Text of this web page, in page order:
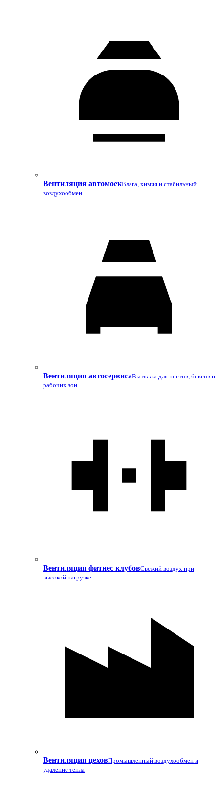
Вентиляция автомоекВлага, химия и стабильный
воздухообмен
Вентиляция автосервисаВытяжка для постов, боксов и
рабочих зон
Вентиляция фитнес клубовСвежий воздух при
высокой нагрузке
Вентиляция цеховПромышленный воздухообмен и
удаление тепла